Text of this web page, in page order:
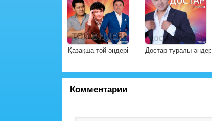
Қазақша той әндері Достар туралы әндер
Комментарии